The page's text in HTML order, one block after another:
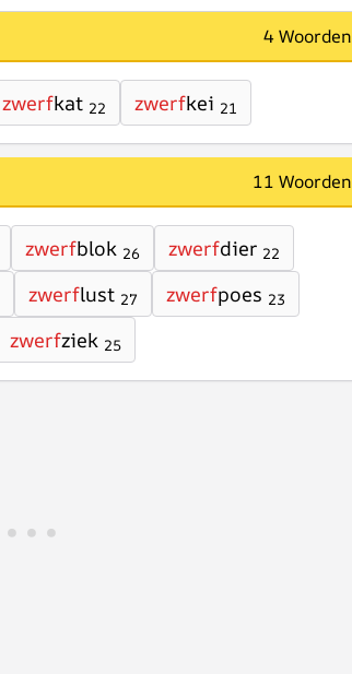
4 Woorden
zwerfkat 22 zwerfkei 21
11 Woorden
zwerfblok 26 zwerfdier 22
zwerflust 27 zwerfpoes 23
zwerfziek 25